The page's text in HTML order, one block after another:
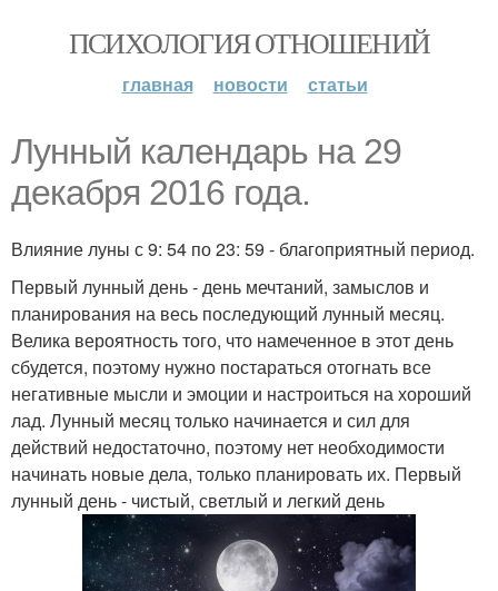
ПСИХОЛОГИЯ ОТНОШЕНИЙ
главная новости статьи
Лунный календарь на 29
декабря 2016 года.
Влияние луны с 9: 54 по 23: 59 - благоприятный период.
Первый лунный день - день мечтаний, замыслов и
планирования на весь последующий лунный месяц.
Велика вероятность того, что намеченное в этот день
сбудется, поэтому нужно постараться отогнать все
негативные мысли и эмоции и настроиться на хороший
лад. Лунный месяц только начинается и сил для
действий недостаточно, поэтому нет необходимости
начинать новые дела, только планировать их. Первый
лунный день - чистый, светлый и легкий день